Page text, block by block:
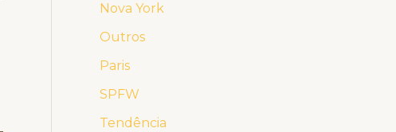
Nova York
Outros
Paris
SPFW
Tendência